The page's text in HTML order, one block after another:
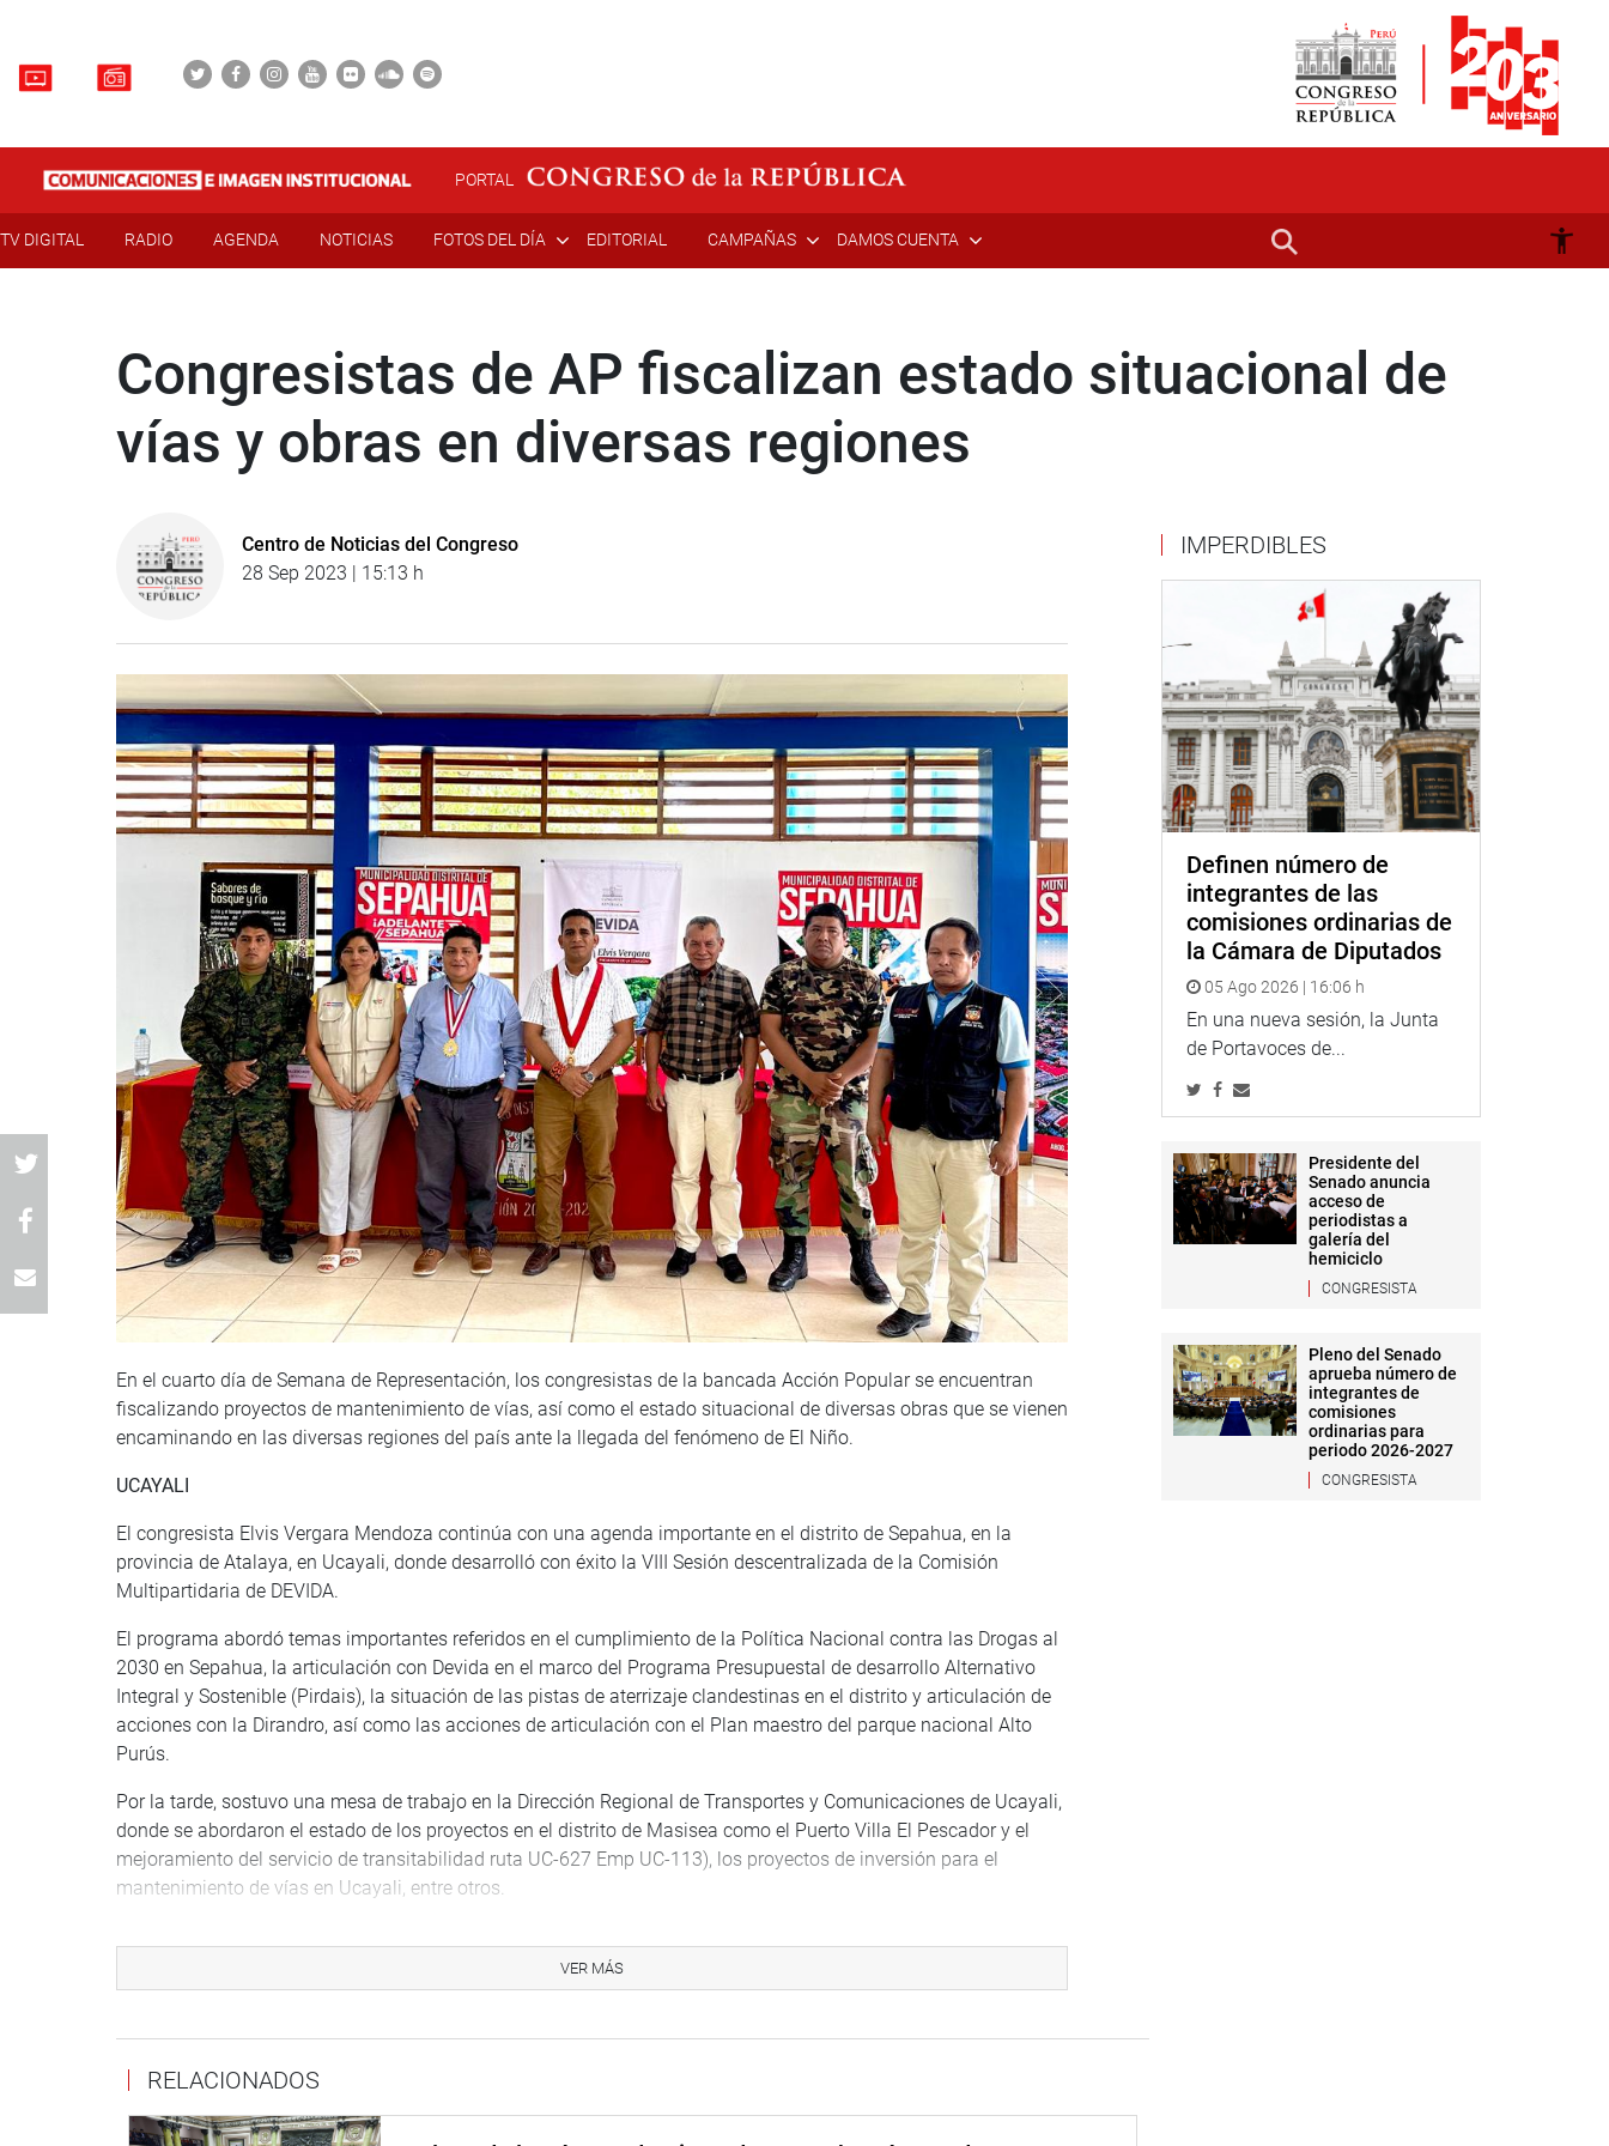
PORTAL
TV DIGITAL RADIO AGENDA NOTICIAS FOTOS DEL DÍA EDITORIAL CAMPAÑAS DAMOS CUENTA
Congresistas de AP fiscalizan estado situacional de
vías y obras en diversas regiones
Centro de Noticias del Congreso
28 Sep 2023 | 15:13 h
En el cuarto día de Semana de Representación, los congresistas de la bancada Acción Popular se encuentran
fiscalizando proyectos de mantenimiento de vías, así como el estado situacional de diversas obras que se vienen
encaminando en las diversas regiones del país ante la llegada del fenómeno de El Niño.
UCAYALI
El congresista Elvis Vergara Mendoza continúa con una agenda importante en el distrito de Sepahua, en la
provincia de Atalaya, en Ucayali, donde desarrolló con éxito la VIII Sesión descentralizada de la Comisión
Multipartidaria de DEVIDA.
El programa abordó temas importantes referidos en el cumplimiento de la Política Nacional contra las Drogas al
2030 en Sepahua, la articulación con Devida en el marco del Programa Presupuestal de desarrollo Alternativo
Integral y Sostenible (Pirdais), la situación de las pistas de aterrizaje clandestinas en el distrito y articulación de
acciones con la Dirandro, así como las acciones de articulación con el Plan maestro del parque nacional Alto
Purús.
Por la tarde, sostuvo una mesa de trabajo en la Dirección Regional de Transportes y Comunicaciones de Ucayali,
donde se abordaron el estado de los proyectos en el distrito de Masisea como el Puerto Villa El Pescador y el
mejoramiento del servicio de transitabilidad ruta UC-627 Emp UC-113), los proyectos de inversión para el
mantenimiento de vías en Ucayali, entre otros.
El también presidente de la Comisión Especial de Seguimiento a Emergencias y Gestión de Riesgos relacionados
COER en ICA, para sostener una reunión con el coordinador Ricardo Enrique Guillén Balbín con el propósito de
conocer los trabajos que vienen realizando ante el fenómeno de El Niño.
VER MÁS
RELACIONADOS
IMPERDIBLES
Definen número de
integrantes de las
comisiones ordinarias de
la Cámara de Diputados
05 Ago 2026 | 16:06 h
En una nueva sesión, la Junta
de Portavoces de...
Presidente del
Senado anuncia
acceso de
periodistas a
galería del
hemiciclo
CONGRESISTA
Pleno del Senado
aprueba número de
integrantes de
comisiones
ordinarias para
periodo 2026-2027
CONGRESISTA